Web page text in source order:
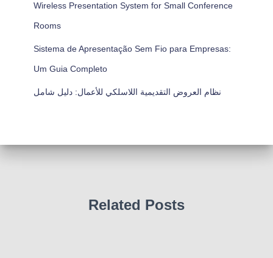
Wireless Presentation System for Small Conference
Rooms
Sistema de Apresentação Sem Fio para Empresas:
Um Guia Completo
نظام العروض التقديمية اللاسلكي للأعمال: دليل شامل
Related Posts